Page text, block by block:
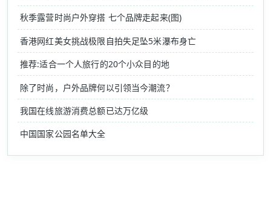
秋季露营时尚户外穿搭 七个品牌走起来(图)
香港网红美女挑战极限自拍失足坠5米瀑布身亡
推荐:适合一个人旅行的20个小众目的地
除了时尚，户外品牌何以引领当今潮流？
我国在线旅游消费总额已达万亿级
中国国家公园名单大全